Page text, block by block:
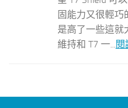
固能力又很輕巧
是高了一些這就
維持和 T7 一...閱